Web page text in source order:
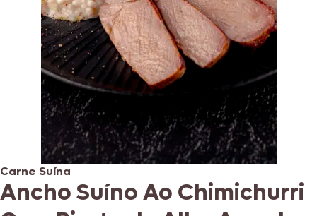
Carne Suína
Ancho Suíno Ao Chimichurri